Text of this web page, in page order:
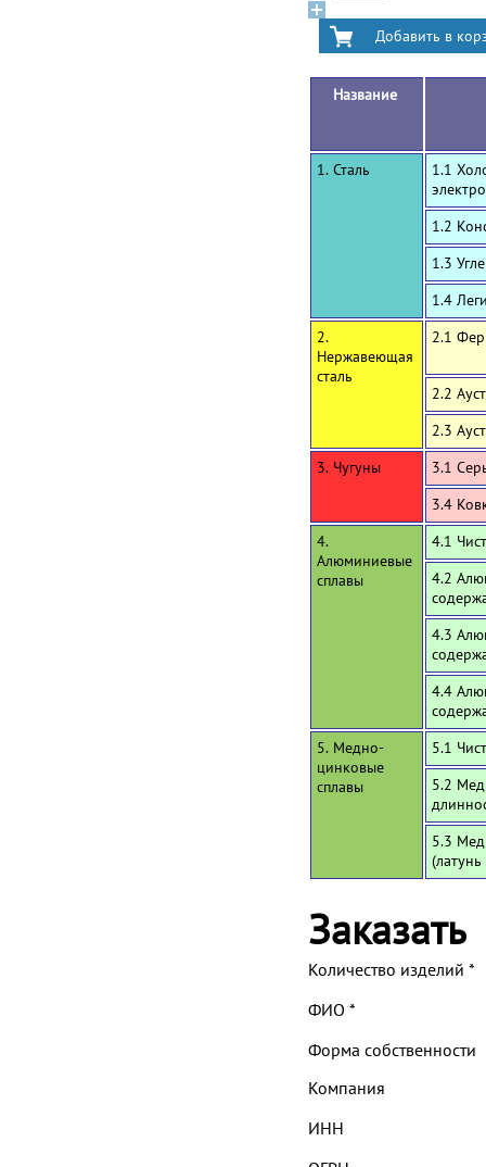
Название
1. Сталь
1.1
1.2
1.3
1.4
2.
Нержавеющая
сталь
2.1
2.2
2.3
3. Чугуны
3.1
3.4
4.
Алюминиевые
сплавы
4.1
4.2
4.3
4.4
5. Медно-
цинковые
сплавы
5.1
5.2
5.3
Заказать
Количество изделий *
ФИО *
Форма собственности
Компания
ИНН